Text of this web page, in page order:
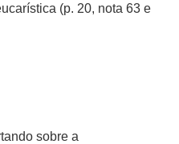
(p. 20, nota 63 e
sobre a